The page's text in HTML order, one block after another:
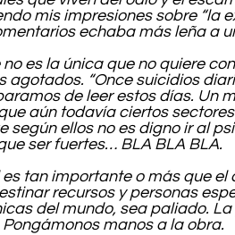
mis impresiones sobre “la
echaba más leña a
es la única que no quiere
agotados. “Once suicidios
de leer estos días. Un
aún todavía ciertos
según ellos no es digno ir al
ser fuertes… BLA BLA BLA.
tan importante o más que
recursos y personas
del mundo, sea paliado.
manos a la obra.